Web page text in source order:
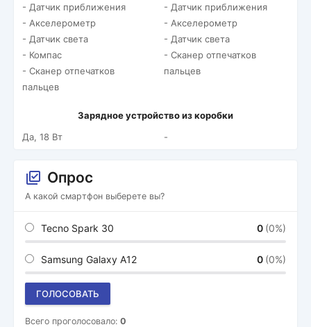
- Датчик приближения
- Акселерометр
- Датчик света
- Компас
- Сканер отпечатков
пальцев
- Датчик приближения
- Акселерометр
- Датчик света
- Сканер отпечатков
пальцев
Зарядное устройство из коробки
Да, 18 Вт
-
Опрос
А какой смартфон выберете вы?
Tecno Spark 30 0 (0%)
Samsung Galaxy A12 0 (0%)
ГОЛОСОВАТЬ
Всего проголосовало: 0